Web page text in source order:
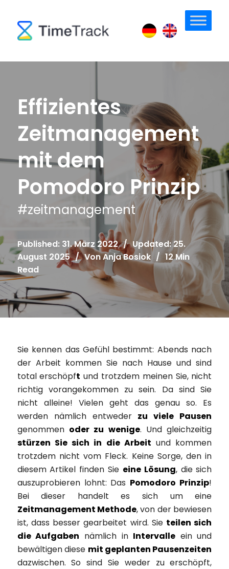
Effizientes
Zeitmanagement
mit dem
Pomodoro Prinzip
#zeitmanagement
Published: 31. März 2022 / Updated: 25.
August 2025 / VonAnja Bosiok / 12 Min
Read
Sie kennen das Gefühl bestimmt: Abends nach
der Arbeit kommen Sie nach Hause und sind
total erschöpft und trotzdem meinen Sie, nicht
richtig vorangekommen zu sein. Da sind Sie
nicht alleine! Vielen geht das genau so. Es
werden nämlich entweder zu viele Pausen
genommen oder zu wenige. Und gleichzeitig
stürzen Sie sich in die Arbeit und kommen
trotzdem nicht vom Fleck. Keine Sorge, den in
diesem Artikel finden Sie eine Lösung, die sich
auszuprobieren lohnt: Das Pomodoro Prinzip!
Bei dieser handelt es sich um eine
Zeitmanagement Methode, von der bewiesen
ist, dass besser gearbeitet wird. Sie teilen sich
die Aufgaben nämlich in Intervalle ein und
bewältigen diese mit geplanten Pausenzeiten
dazwischen. So sind Sie weder zu erschöpft,